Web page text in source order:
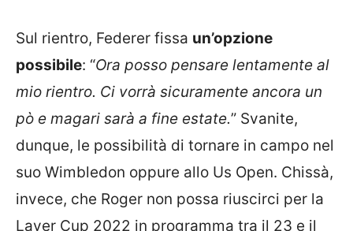
Sul rientro, Federer fissa un’opzione
possibile: “Ora posso pensare lentamente al
mio rientro. Ci vorrà sicuramente ancora un
pò e magari sarà a fine estate.” Svanite,
dunque, le possibilità di tornare in campo nel
suo Wimbledon oppure allo Us Open. Chissà,
invece, che Roger non possa riuscirci per la
Laver Cup 2022 in programma tra il 23 e il